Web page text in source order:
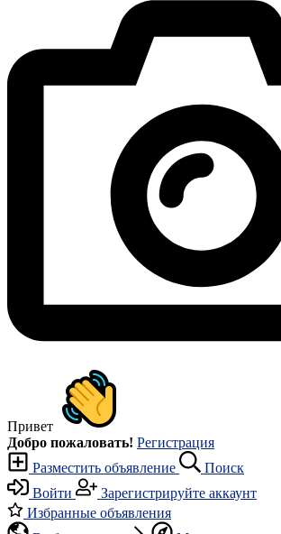
Привет
Добро пожаловать! Регистрация
Разместить объявление
Поиск
Войти
Зарегистрируйте аккаунт
Избранные объявления